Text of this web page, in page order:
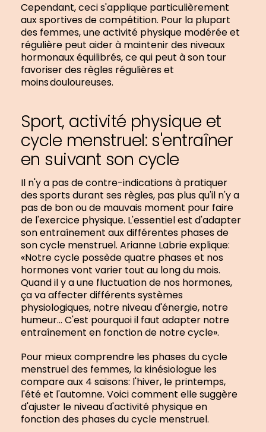
Cependant, ceci s'applique particulièrement
aux sportives de compétition. Pour la plupart
des femmes, une activité physique modérée et
régulière peut aider à maintenir des niveaux
hormonaux équilibrés, ce qui peut à son tour
favoriser des règles régulières et
moins douloureuses.
Sport, activité physique et
cycle menstruel: s'entraîner
en suivant son cycle
Il n'y a pas de contre-indications à pratiquer
des sports durant ses règles, pas plus qu'il n'y a
pas de bon ou de mauvais moment pour faire
de l'exercice physique. L'essentiel est d'adapter
son entraînement aux différentes phases de
son cycle menstruel. Arianne Labrie explique:
«Notre cycle possède quatre phases et nos
hormones vont varier tout au long du mois.
Quand il y a une fluctuation de nos hormones,
ça va affecter différents systèmes
physiologiques, notre niveau d'énergie, notre
humeur… C'est pourquoi il faut adapter notre
entraînement en fonction de notre cycle».
Pour mieux comprendre les phases du cycle
menstruel des femmes, la kinésiologue les
compare aux 4 saisons: l'hiver, le printemps,
l'été et l'automne. Voici comment elle suggère
d'ajuster le niveau d'activité physique en
fonction des phases du cycle menstruel.